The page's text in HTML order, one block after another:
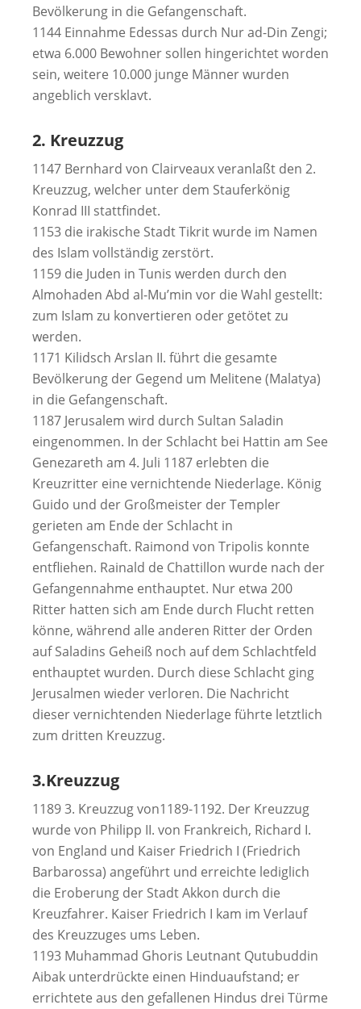
Bevölkerung in die Gefangenschaft.
1144 Einnahme Edessas durch Nur ad-Din Zengi;
etwa 6.000 Bewohner sollen hingerichtet worden
sein, weitere 10.000 junge Männer wurden
angeblich versklavt.
2. Kreuzzug
1147 Bernhard von Clairveaux veranlaßt den 2.
Kreuzzug, welcher unter dem Stauferkönig
Konrad III stattfindet.
1153 die irakische Stadt Tikrit wurde im Namen
des Islam vollständig zerstört.
1159 die Juden in Tunis werden durch den
Almohaden Abd al-Mu’min vor die Wahl gestellt:
zum Islam zu konvertieren oder getötet zu
werden.
1171 Kilidsch Arslan II. führt die gesamte
Bevölkerung der Gegend um Melitene (Malatya)
in die Gefangenschaft.
1187 Jerusalem wird durch Sultan Saladin
eingenommen. In der Schlacht bei Hattin am See
Genezareth am 4. Juli 1187 erlebten die
Kreuzritter eine vernichtende Niederlage. König
Guido und der Großmeister der Templer
gerieten am Ende der Schlacht in
Gefangenschaft. Raimond von Tripolis konnte
entfliehen. Rainald de Chattillon wurde nach der
Gefangennahme enthauptet. Nur etwa 200
Ritter hatten sich am Ende durch Flucht retten
könne, während alle anderen Ritter der Orden
auf Saladins Geheiß noch auf dem Schlachtfeld
enthauptet wurden. Durch diese Schlacht ging
Jerusalmen wieder verloren. Die Nachricht
dieser vernichtenden Niederlage führte letztlich
zum dritten Kreuzzug.
3.Kreuzzug
1189 3. Kreuzzug von1189-1192. Der Kreuzzug
wurde von Philipp II. von Frankreich, Richard I.
von England und Kaiser Friedrich I (Friedrich
Barbarossa) angeführt und erreichte lediglich
die Eroberung der Stadt Akkon durch die
Kreuzfahrer. Kaiser Friedrich I kam im Verlauf
des Kreuzzuges ums Leben.
1193 Muhammad Ghoris Leutnant Qutubuddin
Aibak unterdrückte einen Hinduaufstand; er
errichtete aus den gefallenen Hindus drei Türme